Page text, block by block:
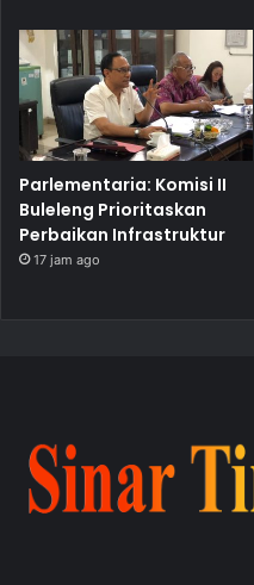
Parlementaria: Komisi II
Buleleng Prioritaskan
Perbaikan Infrastruktur
17 jam ago